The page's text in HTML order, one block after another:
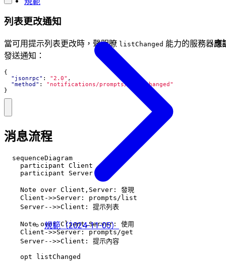
規範（2024-11-05）
列表更改通知
當可用提示列表更改時，聲明瞭 listChanged 能力的服務器應
發送通知：
{
"jsonrpc" : "2.0" ,
"method" :
"notifications/prompts/list_changed"
}
消息流程
  sequenceDiagram
    participant Client
    participant Server
    Note over Client,Server: 發現
    Client->>Server: prompts/list
    Server-->>Client: 提示列表
    Note over Client,Server: 使用
    Client->>Server: prompts/get
    Server-->>Client: 提示內容
    opt listChanged